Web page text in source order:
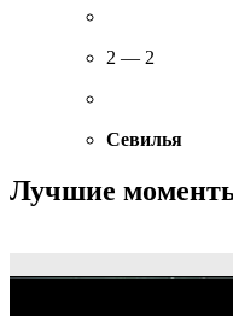
2 — 2
Севилья
Лучшие